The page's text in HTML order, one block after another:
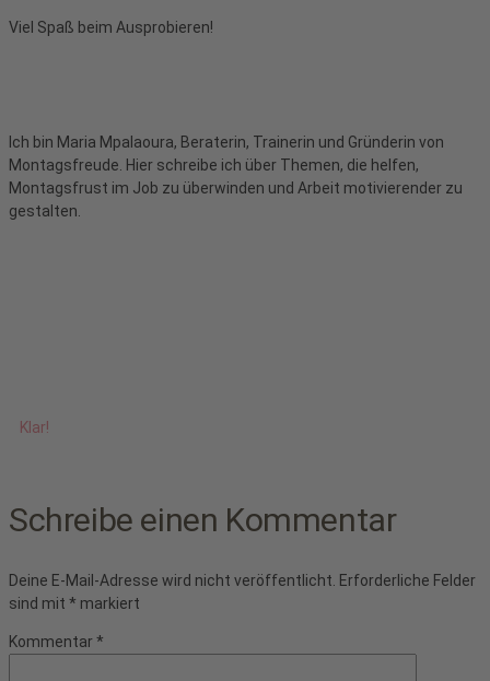
Viel Spaß beim Ausprobieren!
Ich bin Maria Mpalaoura, Beraterin, Trainerin und Gründerin von
Montagsfreude. Hier schreibe ich über Themen, die helfen,
Montagsfrust im Job zu überwinden und Arbeit motivierender zu
gestalten.
Klar!
Schreibe einen Kommentar
Deine E-Mail-Adresse wird nicht veröffentlicht. Erforderliche Felder
sind mit * markiert
Kommentar*